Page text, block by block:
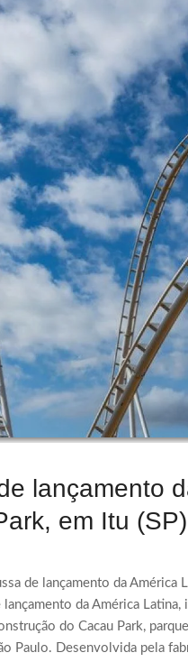
lançamento
em Itu (SP)
de lançamento da América
da América
do Cacau Park,
Paulo. Desenvolvida pela